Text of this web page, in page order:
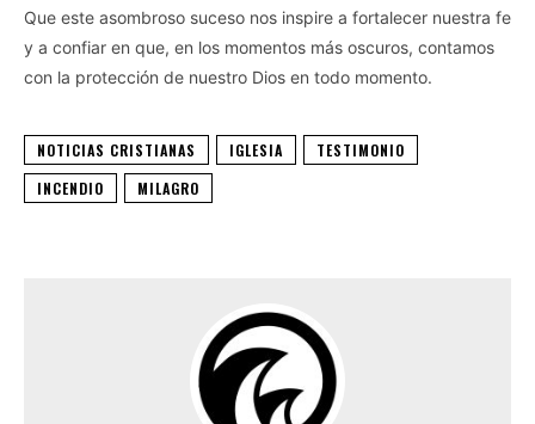
Que este asombroso suceso nos inspire a fortalecer nuestra fe
y a confiar en que, en los momentos más oscuros, contamos
con la protección de nuestro Dios en todo momento.
NOTICIAS CRISTIANAS IGLESIA
TESTIMONIO
INCENDIO
MILAGRO